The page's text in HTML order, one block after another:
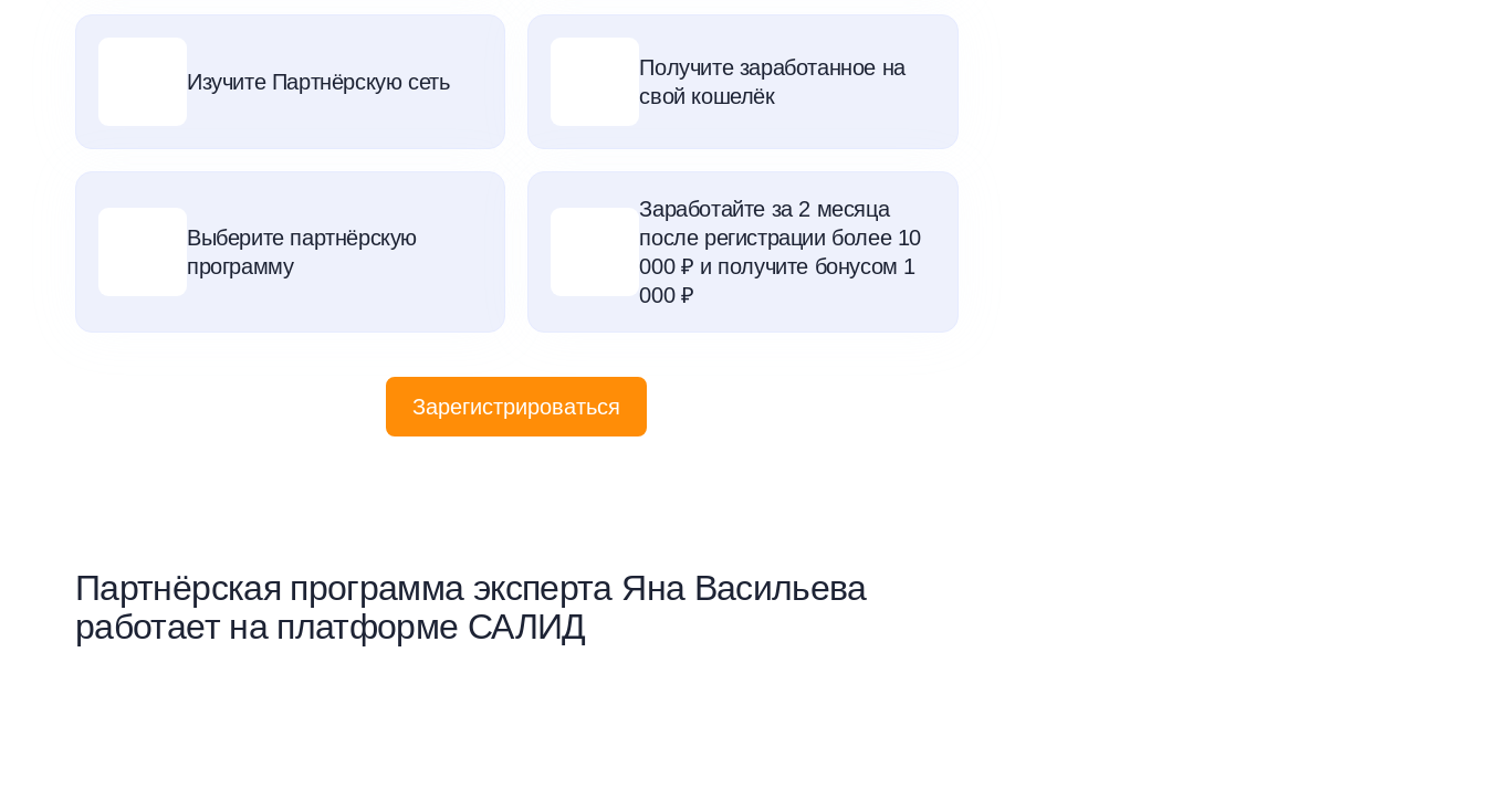
Изучите Партнёрскую сеть
Выберите партнёрскую
программу
Получите заработанное на
свой кошелёк
Заработайте за 2 месяца
после регистрации более 10
000 ₽ и получите бонусом 1
000 ₽
Зарегистрироваться
Партнёрская программа эксперта Яна Васильева
работает на платформе САЛИД